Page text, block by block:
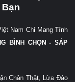
Nam Chỉ Mang Tính
BÌNH CHỌN - SẮP
Chân Thật, Lừa Đảo